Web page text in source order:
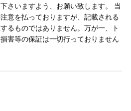
さいますよう、お願い致します。 当
意を払っておりますが、記載される
るものではありません。万が一、ト
害等の保証は一切行っておりません